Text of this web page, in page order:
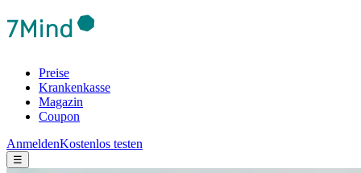
Preise
Krankenkasse
Magazin
Coupon
AnmeldenKostenlos testen
☰